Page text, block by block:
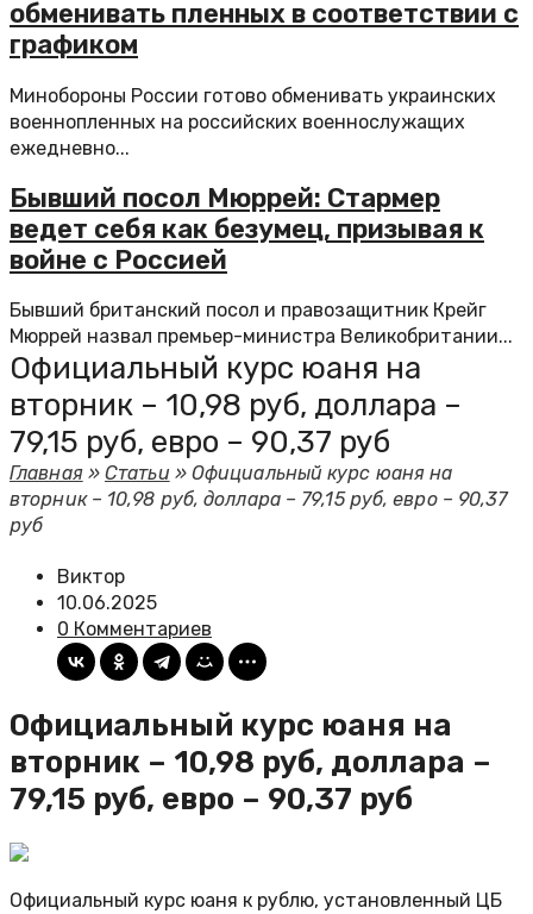
обменивать пленных в соответствии с
графиком
Минобороны России готово обменивать украинских
военнопленных на российских военнослужащих
ежедневно...
Бывший посол Мюррей: Стармер
ведет себя как безумец, призывая к
войне с Россией
Бывший британский посол и правозащитник Крейг
Мюррей назвал премьер-министра Великобритании...
Официальный курс юаня на
вторник – 10,98 руб, доллара –
79,15 руб, евро – 90,37 руб
Главная»Статьи » Официальный курс юаня на
вторник – 10,98 руб, доллара – 79,15 руб, евро – 90,37
руб
Виктор
10.06.2025
0 Комментариев
Официальный курс юаня на
вторник – 10,98 руб, доллара –
79,15 руб, евро – 90,37 руб
Официальный курс юаня к рублю, установленный ЦБ